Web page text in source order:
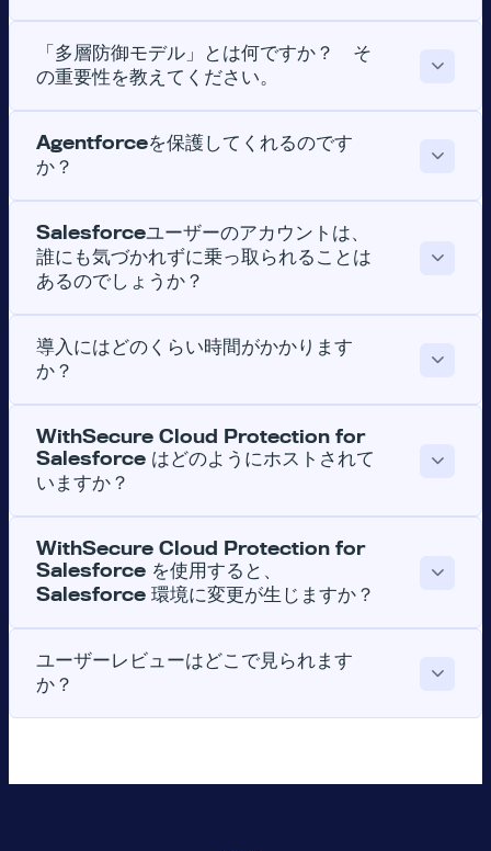
「多層防御モデル」とは何ですか？ そ
の重要性を教えてください。
Agentforceを保護してくれるのです
か？
Salesforceユーザーのアカウントは、
誰にも気づかれずに乗っ取られることは
あるのでしょうか？
導入にはどのくらい時間がかかります
か？
WithSecure Cloud Protection for
Salesforce はどのようにホストされて
いますか？
WithSecure Cloud Protection for
Salesforce を使用すると、
Salesforce 環境に変更が生じますか？
ユーザーレビューはどこで見られます
か？